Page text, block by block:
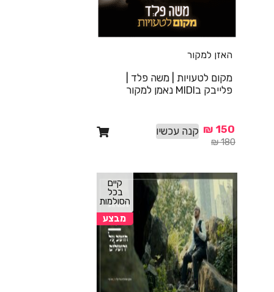
האזן למקור
מקום לטעויות | משה פלד |
פלייבק בMIDI נאמן למקור
₪180
₪ 150 קנה עכשיו
קיים
בכל
הסולמות
מבצע